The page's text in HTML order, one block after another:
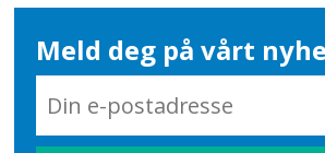
Meld deg på vårt